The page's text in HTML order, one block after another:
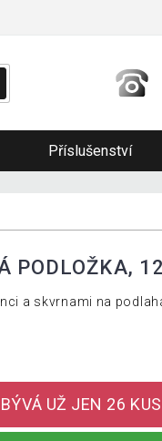
Příslušenství
PODLOŽKA,
a skvrnami na
UŽ JEN 26